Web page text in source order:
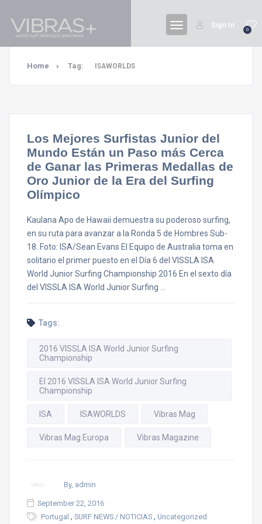
0
Sign In
Home Tag: ISAWORLDS
Los Mejores Surfistas Junior del
Mundo Están un Paso más Cerca
de Ganar las Primeras Medallas de
Oro Junior de la Era del Surfing
Olímpico
Kaulana Apo de Hawaii demuestra su poderoso surfing,
en su ruta para avanzar a la Ronda 5 de Hombres Sub-
18. Foto: ISA/Sean Evans El Equipo de Australia toma en
solitario el primer puesto en el Día 6 del VISSLA ISA
World Junior Surfing Championship 2016 En el sexto día
del VISSLA ISA World Junior Surfing …
Tags:
2016 VISSLA ISA World Junior Surfing
Championship
El 2016 VISSLA ISA World Junior Surfing
Championship
ISA ISAWORLDS Vibras Mag
Vibras Mag Europa Vibras Magazine
By, admin
September 22, 2016
Portugal , SURF NEWS / NOTICIAS , Uncategorized